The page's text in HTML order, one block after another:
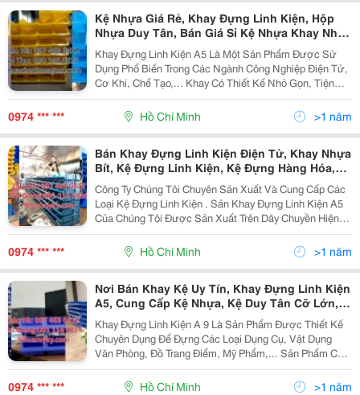
Kệ Nhựa Giá Rẻ, Khay Đựng Linh Kiện, Hộp
Nhựa Duy Tân, Bán Giá Sỉ Kệ Nhựa Khay Nhựa
Xanh Duy Tân, Khay Nhựa A5, Khay Đựng
Linh Kiện A5, Cung Cấp Kệ Nhựa, Kệ Duy Tân
Cỡ Lớn, Khay Kệ Nhựa,
Khay Đựng Linh Kiện A5 Là Một Sản Phẩm Được Sử
Dụng Phổ Biến Trong Các Ngành Công Nghiệp Điện Tử,
Cơ Khí, Chế Tạo,... Khay Có Thiết Kế Nhỏ Gọn, Tiện
Dụng, Giúp Bạn Phân Loại Và Bảo Quản Các Linh Kiện
Một Cách Dễ Dàng. Khay Đựng Linh Kiện A5 Được
0974 *** *** Hồ Chí Minh >1 năm
Bán Khay Đựng Linh Kiện Điện Tử, Khay Nhựa
Bít, Kệ Đựng Linh Kiện, Kệ Đựng Hàng Hóa,
Thùng Nhựa Tp Hcm,Khay Kệ Nhựa, Kệ Phụ
Tùng Rẻ Bền Đẹp, Kệ Đựng Dụng Cụ Nhỏ, Kệ
Đựng Đinh Tán, Kệ Đựng Bulon
Công Ty Chúng Tôi Chuyên Sản Xuất Và Cung Cấp Các
Loại Kệ Đựng Linh Kiện . Sản Khay Đựng Linh Kiện A5
Của Chúng Tôi Được Sản Xuất Trên Dây Chuyền Hiện
Đại Tiên Tiến Từ Châu Âu Nên Chất Lượng Sản Phẩm
Rất Tốt . Chất Liệu Nhựa Được Làm Từ Nhựa Hdpe...
0974 *** *** Hồ Chí Minh >1 năm
Nơi Bán Khay Kệ Uy Tín, Khay Đựng Linh Kiện
A5, Cung Cấp Kệ Nhựa, Kệ Duy Tân Cỡ Lớn,
Khay Kệ Nhựa,Kệ Đựng Văn Phòng Phẩm, Kệ
Nhựa Giá Rẻ, Khay Đựng Linh Kiện, Hộp Nhựa
Duy Tân, Kệ Phụ Tùng Rẻ Bền Đẹp,
Khay Đựng Linh Kiện A 9 Là Sản Phẩm Được Thiết Kế
Chuyên Dụng Để Đựng Các Loại Dụng Cụ, Vật Dụng
Văn Phòng, Đồ Trang Điểm, Mỹ Phẩm,... Sản Phẩm Có
Thiết Kế Nhỏ Gọn, Tiện Dụng, Phù Hợp Với Nhiều
Không Gian Sử Dụng. Khay Đựng Linh Kiện A 9 Được
0974 *** *** Hồ Chí Minh >1 năm